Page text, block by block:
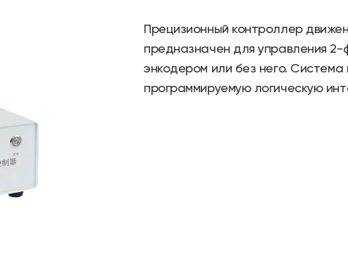
Прецизионный контроллер
предназначен для управления
энкодером или без него. Система
программируемую логическую